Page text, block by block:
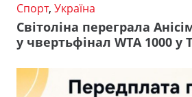
Спорт, Україна
Світоліна переграла
у чвертьфінал WTA 1000 у